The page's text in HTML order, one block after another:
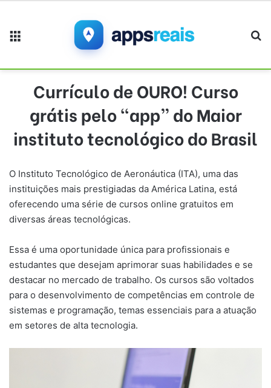
Currículo de OURO! Curso
grátis pelo “app” do Maior
instituto tecnológico do Brasil
O Instituto Tecnológico de Aeronáutica (ITA), uma das
instituições mais prestigiadas da América Latina, está
oferecendo uma série de cursos online gratuitos em
diversas áreas tecnológicas.
Essa é uma oportunidade única para profissionais e
estudantes que desejam aprimorar suas habilidades e se
destacar no mercado de trabalho. Os cursos são voltados
para o desenvolvimento de competências em controle de
sistemas e programação, temas essenciais para a atuação
em setores de alta tecnologia.